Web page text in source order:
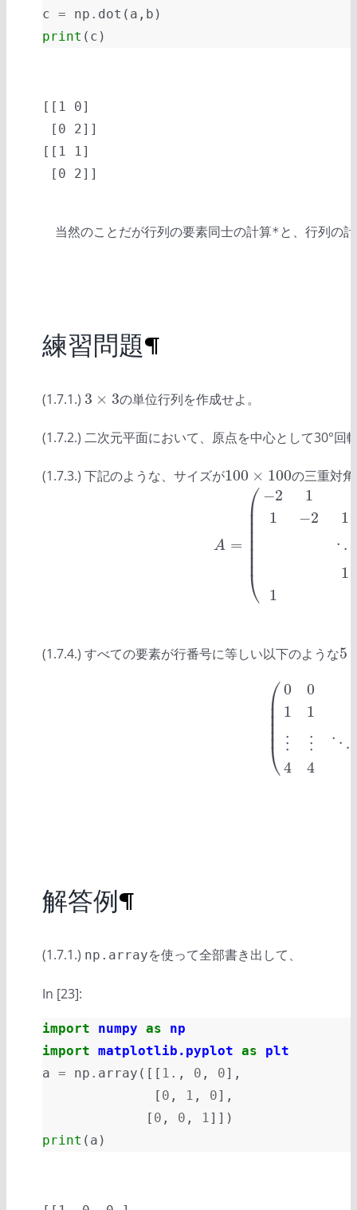
c = np . dot ( a , b )
print ( c )
[[1 0]
[0 2]]
[[1 1]
当然のことだが行列の要素同士の計算* と、行列の
練習問題¶
(1.7.1.) 3 × 3
3 ×3 の単位行列を作成せよ。
(1.7.2.) 二次元平面において、原点を中心として30°回
(1.7.3.) 下記のような、サイズが100 × 100
100× 100 の三重対
A =
⎛
⎝
⎜
⎜⎜⎜⎜⎜⎜
−2
1
1
1
−2
1
⋱
1
A ⋱
(1.7.4.) すべての要素が行番号に等しい以下のような5
5
⎛
⎝
⎜
⎜⎜⎜⎜
0
1
⋮
4
0
1
⋮
4
⋱
(0
解答例 ¶
(1.7.1.) np.arrayを使って全部書き出して、
In [23]:
import numpy as
np
import matplotlib.pyplot as
plt
a = np . array ([[ 1. , 0 , 0],
[ 0 , 1 , 0],
[ 0 , 0 , 1 ]])
print ( a )